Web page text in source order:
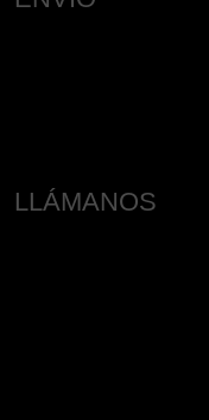
LLÁMANOS